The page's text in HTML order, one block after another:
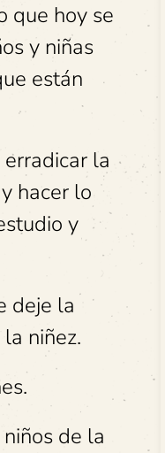
que hoy se
y niñas
están
la
hacer lo
y
deje la
niñez.
de la